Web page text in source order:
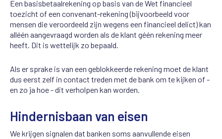
Een basisbetaalrekening op basis van de Wet financieel
toezicht of een convenant-rekening (bijvoorbeeld voor
mensen die veroordeeld zijn wegens een financieel delict) kan
alléén aangevraagd worden als de klant géén rekening meer
heeft. Dit is wettelijk zo bepaald.
Als er sprake is van een geblokkeerde rekening moet de klant
dus eerst zelf in contact treden met de bank om te kijken of -
en zo ja hoe - dit verholpen kan worden.
Hindernisbaan van eisen
We krijgen signalen dat banken soms aanvullende eisen